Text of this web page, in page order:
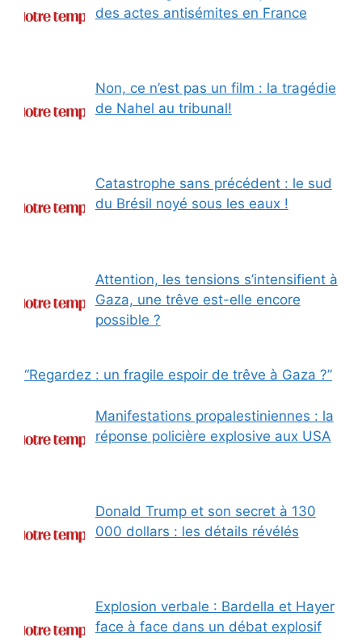
des actes antisémites en France
Non, ce n’est pas un film : la tragédie
de Nahel au tribunal!
Catastrophe sans précédent : le sud
du Brésil noyé sous les eaux !
Attention, les tensions s’intensifient à
Gaza, une trêve est-elle encore
possible ?
“Regardez : un fragile espoir de trêve à Gaza ?”
Manifestations propalestiniennes : la
réponse policière explosive aux USA
Donald Trump et son secret à 130
000 dollars : les détails révélés
Explosion verbale : Bardella et Hayer
face à face dans un débat explosif